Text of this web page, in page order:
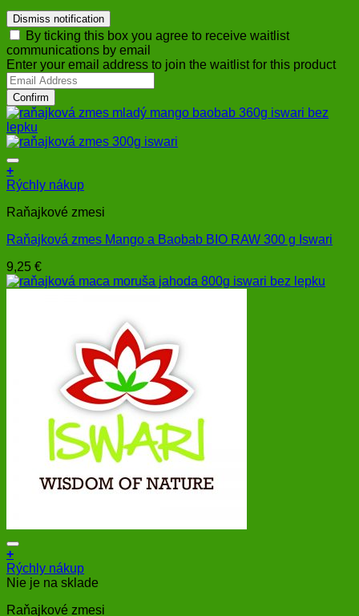
Dismiss notification
By ticking this box you agree to receive waitlist
communications by email
Enter your email address to join the waitlist for this product
Confirm
+
Rýchly nákup
Raňajkové zmesi
Raňajková zmes Mango a Baobab BIO RAW 300 g Iswari
9,25 €
+
Rýchly nákup
Nie je na sklade
Raňajkové zmesi